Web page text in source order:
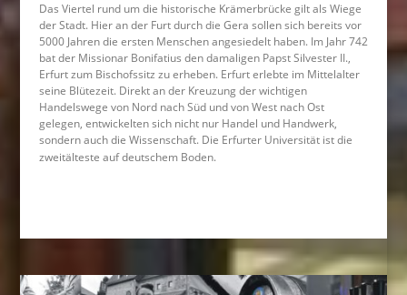
Das Viertel rund um die historische Krämerbrücke gilt als Wiege
der Stadt. Hier an der Furt durch die Gera sollen sich bereits vor
5000 Jahren die ersten Menschen angesiedelt haben. Im Jahr 742
bat der Missionar Bonifatius den damaligen Papst Silvester II.,
Erfurt zum Bischofssitz zu erheben. Erfurt erlebte im Mittelalter
seine Blütezeit. Direkt an der Kreuzung der wichtigen
Handelswege von Nord nach Süd und von West nach Ost
gelegen, entwickelten sich nicht nur Handel und Handwerk,
sondern auch die Wissenschaft. Die Erfurter Universität ist die
zweitälteste auf deutschem Boden.